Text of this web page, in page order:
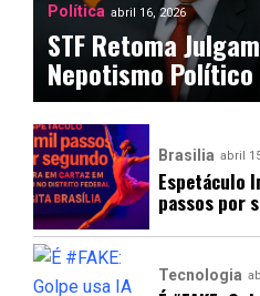
Política abril 16, 2026
STF Retoma
Nepotismo Político
Brasilia abril
Espetáculo
passos por
Tecnologia